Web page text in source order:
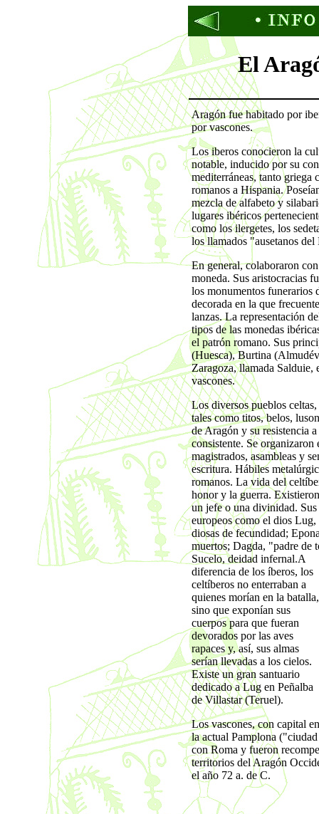
El
Aragón fue habitado por
por vascones.
Los iberos conocieron la
notable, inducido por su
mediterráneas, tanto griega
romanos a Hispania.
mezcla de alfabeto y
lugares ibéricos
como los ilergetes, los
los llamados "ausetanos
En general, colaboraron
moneda. Sus aristocracias
los monumentos funerarios
decorada en la que
lanzas. La representación
tipos de las monedas
el patrón romano. Sus
(Huesca), Burtina
Zaragoza, llamada Salduie,
vascones.
Los diversos pueblos
tales como titos, belos,
de Aragón y su resistencia
consistente. Se organizaron
magistrados, asambleas y
escritura. Hábiles
romanos. La vida del
honor y la guerra.
un jefe o una divinidad.
europeos como el dios
diosas de fecundidad;
muertos; Dagda, "padre de
Sucelo, deidad infernal.A
diferencia de los íberos, los
celtíberos no enterraban a
quienes morían en la batalla,
sino que exponían sus
cuerpos para que fueran
devorados por las aves
rapaces y, así, sus almas
serían llevadas a los cielos.
Existe un gran santuario
dedicado a Lug en Peñalba
de Villastar (Teruel).
Los vascones, con capital en
la actual Pamplona
con Roma y fueron
territorios del Aragón
el año 72 a. de C.